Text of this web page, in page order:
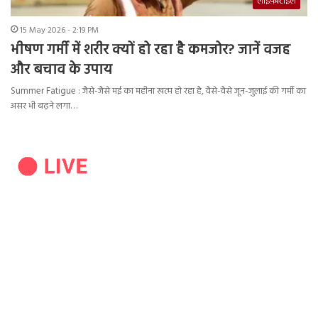
15 May 2026 - 2:19 PM
भीषण गर्मी में शरीर क्यों हो रहा है कमजोर? जानें वजह
और बचाव के उपाय
Summer Fatigue : जैसे-जैसे मई का महीना खत्म हो रहा है, वैसे-वैसे जून-जुलाई की गर्मी का
असर भी बढ़ने लगा…